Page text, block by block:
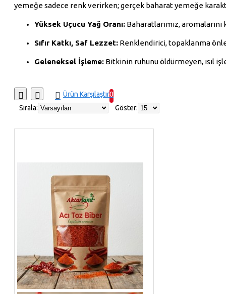
destekleyici
sivilce
siyah
sumak baharatı
sumak ekşisi
sumak çayı
tarçın
toz
yaşlanma karşıtı
zihinsel sağlık
yemeğe sadece renk verirken; gerçek baharat yemeğe
Yüksek Uçucu Yağ Oranı: Baharatlarımız,
Sıfır Katkı, Saf Lezzet: Renklendirici, topaklanma
Geleneksel İşleme: Bitkinin ruhunu öldürmeyen, ısıl
Ürün Karşılaştır0
Sırala:
Göster: